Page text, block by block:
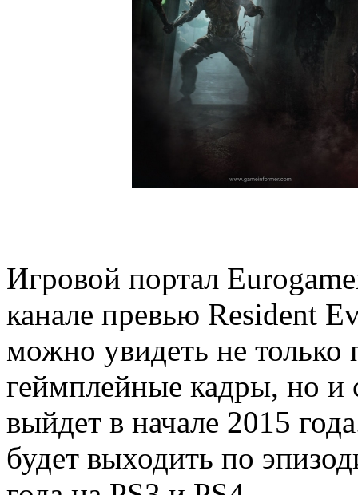
Игровой портал
канале превью Resident
можно увидеть не только
геймплейные кадры, но
выйдет в начале 2015
будет выходить по